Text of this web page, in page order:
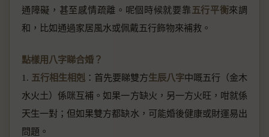
通障礙，甚至感情疏離。呢個時候就要靠 五行平衡來調
和，比如通過家居風水或佩戴五行飾物來補救。
點樣用八字睇合婚？
1. 五行相生相剋 ：首先要睇雙方生辰八字中嘅五行（金木
水火土）係咪互補。如果一方缺火，另一方火旺，咁就係
天生一對；但如果雙方都缺水，可能婚後健康或財運易出
問題。